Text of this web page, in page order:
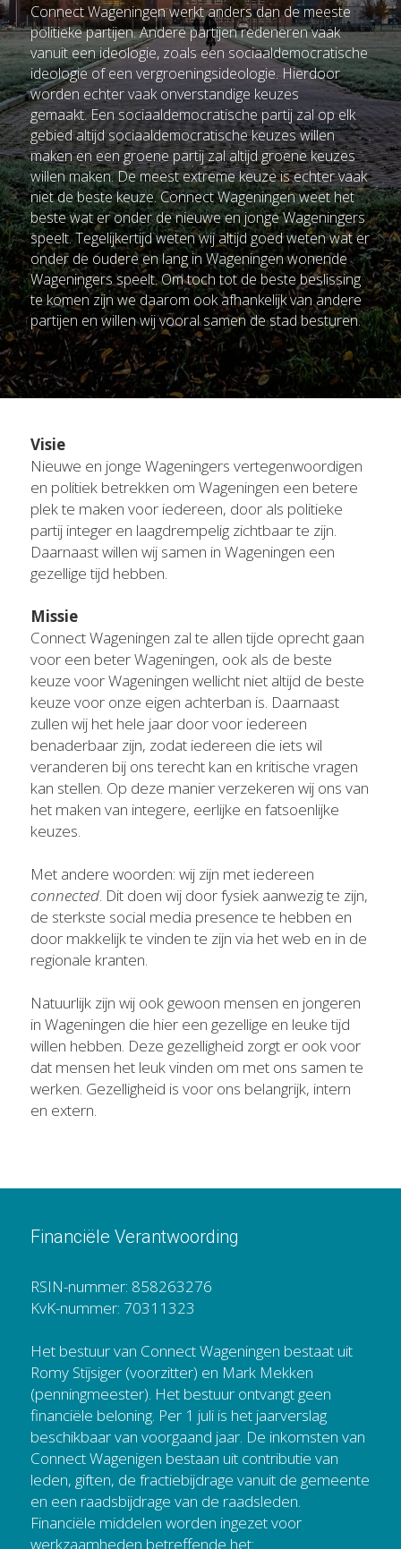
Connect Wageningen werkt anders dan de meeste
politieke partijen. Andere partijen redeneren vaak
vanuit een ideologie, zoals een sociaaldemocratische
ideologie of een vergroeningsideologie. Hierdoor
worden echter vaak onverstandige keuzes
gemaakt. Een sociaaldemocratische partij zal op elk
gebied altijd sociaaldemocratische keuzes willen
maken en een groene partij zal altijd groene keuzes
willen maken. De meest extreme keuze is echter vaak
niet de beste keuze. Connect Wageningen weet het
beste wat er onder de nieuwe en jonge Wageningers
speelt. Tegelijkertijd weten wij altijd goed weten wat er
onder de oudere en lang in Wageningen wonende
Wageningers speelt. Om toch tot de beste beslissing
te komen zijn we daarom ook afhankelijk van andere
partijen en willen wij vooral samen de stad besturen.
Visie
Nieuwe en jonge Wageningers vertegenwoordigen
en politiek betrekken om Wageningen een betere
plek te maken voor iedereen, door als politieke
partij integer en laagdrempelig zichtbaar te zijn.
Daarnaast willen wij samen in Wageningen een
gezellige tijd hebben.
Missie
Connect Wageningen zal te allen tijde oprecht gaan
voor een beter Wageningen, ook als de beste
keuze voor Wageningen wellicht niet altijd de beste
keuze voor onze eigen achterban is. Daarnaast
zullen wij het hele jaar door voor iedereen
benaderbaar zijn, zodat iedereen die iets wil
veranderen bij ons terecht kan en kritische vragen
kan stellen. Op deze manier verzekeren wij ons van
het maken van integere, eerlijke en fatsoenlijke
keuzes.
connected. Dit doen wij door fysiek aanwezig te zijn,
de sterkste social media presence te hebben en
door makkelijk te vinden te zijn via het web en in de
regionale kranten.
Natuurlijk zijn wij ook gewoon mensen en jongeren
in Wageningen die hier een gezellige en leuke tijd
willen hebben. Deze gezelligheid zorgt er ook voor
dat mensen het leuk vinden om met ons samen te
werken. Gezelligheid is voor ons belangrijk, intern
en extern.
Financiële Verantwoording
RSIN-nummer: 858263276
KvK-nummer: 70311323
Het bestuur van Connect Wageningen bestaat uit
Romy Stijsiger (voorzitter) en Mark Mekken
(penningmeester). Het bestuur ontvangt geen
financiële beloning. Per 1 juli is het jaarverslag
beschikbaar van voorgaand jaar. De inkomsten van
Connect Wagenigen bestaan uit contributie van
leden, giften, de fractiebijdrage vanuit de gemeente
en een raadsbijdrage van de raadsleden.
Financiële middelen worden ingezet voor
werkzaamheden betreffende het: